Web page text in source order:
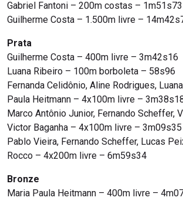
Gabriel Fantoni – 200m costas – 1m51s73
Guilherme Costa – 1.500m livre –
Prata
Guilherme Costa – 400m livre – 3m42s16
Luana Ribeiro – 100m borboleta – 58s96
Fernanda Celidônio, Aline Rodrigues,
Paula Heitmann – 4x100m livre –
Marco Antônio Junior, Fernando Scheffer,
Victor Baganha – 4x100m livre – 3m09s35
Pablo Vieira, Fernando Scheffer, Lucas
Rocco – 4x200m livre – 6m59s34
Bronze
Maria Paula Heitmann – 400m livre –